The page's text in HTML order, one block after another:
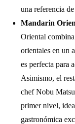
una referencia
Mandarin
Oriental
orientales en un
es perfecta para
Asimismo, el
chef Nobu
primer nivel,
gastronómica